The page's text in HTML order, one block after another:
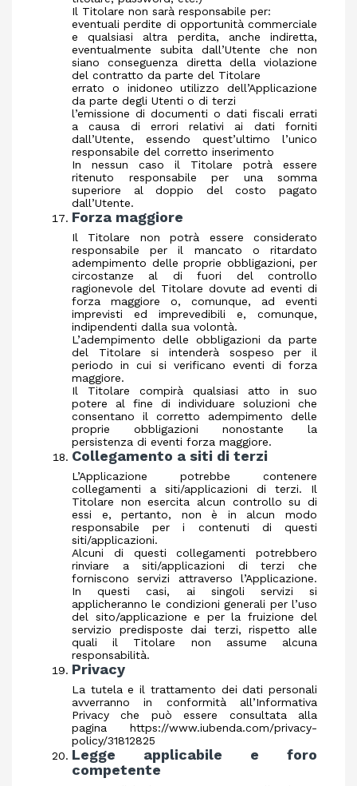
Il Titolare non sarà responsabile per:
eventuali perdite di opportunità commerciale
e qualsiasi altra perdita, anche indiretta,
eventualmente subita dall’Utente che non
siano conseguenza diretta della violazione
del contratto da parte del Titolare
errato o inidoneo utilizzo dell’Applicazione
da parte degli Utenti o di terzi
l’emissione di documenti o dati fiscali errati
a causa di errori relativi ai dati forniti
dall’Utente, essendo quest’ultimo l’unico
responsabile del corretto inserimento
In nessun caso il Titolare potrà essere
ritenuto responsabile per una somma
superiore al doppio del costo pagato
dall’Utente.
Forza maggiore
Il Titolare non potrà essere considerato
responsabile per il mancato o ritardato
adempimento delle proprie obbligazioni, per
circostanze al di fuori del controllo
ragionevole del Titolare dovute ad eventi di
forza maggiore o, comunque, ad eventi
imprevisti ed imprevedibili e, comunque,
indipendenti dalla sua volontà.
L’adempimento delle obbligazioni da parte
del Titolare si intenderà sospeso per il
periodo in cui si verificano eventi di forza
maggiore.
Il Titolare compirà qualsiasi atto in suo
potere al fine di individuare soluzioni che
consentano il corretto adempimento delle
proprie obbligazioni nonostante la
persistenza di eventi forza maggiore.
Collegamento a siti di terzi
L’Applicazione potrebbe contenere
collegamenti a siti/applicazioni di terzi. Il
Titolare non esercita alcun controllo su di
essi e, pertanto, non è in alcun modo
responsabile per i contenuti di questi
siti/applicazioni.
Alcuni di questi collegamenti potrebbero
rinviare a siti/applicazioni di terzi che
forniscono servizi attraverso l’Applicazione.
In questi casi, ai singoli servizi si
applicheranno le condizioni generali per l’uso
del sito/applicazione e per la fruizione del
servizio predisposte dai terzi, rispetto alle
quali il Titolare non assume alcuna
responsabilità.
Privacy
La tutela e il trattamento dei dati personali
avverranno in conformità all’Informativa
Privacy che può essere consultata alla
pagina https://www.iubenda.com/privacy-
policy/31812825
Legge applicabile e foro
competente